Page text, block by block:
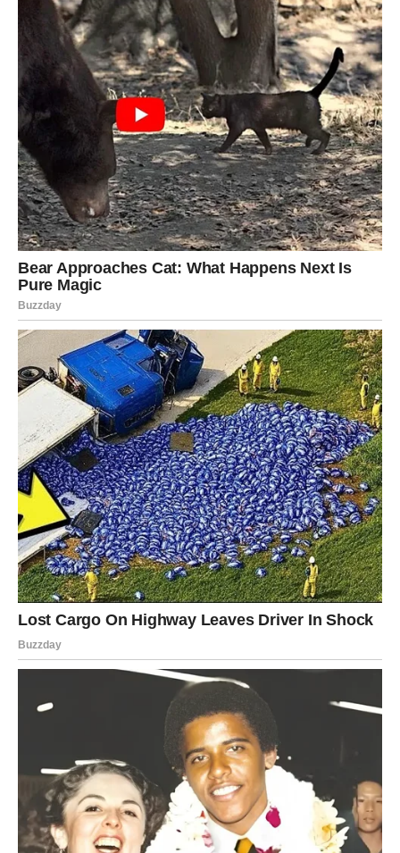
izgledaće potpuno drugačije.
Tri znaka koja MORAJU da se
zaustave:
OVAN – Ne srljaj, jer ti se vraća
prošlost koju još nisi razrešio
Ovan je najimpulsivniji znak, ali sada ulazi u fazu kada ta
impulsivnost može dovesti do ozbiljne greške. Tvoje
emocije su sada pojačane, tvoja energija skače, a osećaš
i nezadovoljstvo, i dosadu, i potrebu da nešto presečeš,
promeniš, razmrdaš.
UPOZORENJE:
Ovo nije trenutak za nagle poteze – ni u ljubavi, ni u
poslu, ni u odnosima.
Mogao bi da:
prekineš vezu u naletu besa,
vratiš se bivšoj ljubavi iz nostalgije (iako znaš da ne
vodi nigde),
odbiješ poslovnu ponudu koja je zapravo dobra,
potrošiš novac na nešto što ti ne treba,
uđeš u raspravu koja ti kasnije pravi problem.
Šta se dešava?
Osećaš pritisak da se dokažeš, da reaguješ, da nešto
uradiš „sad ili nikad“.
Ali to je iluzija.